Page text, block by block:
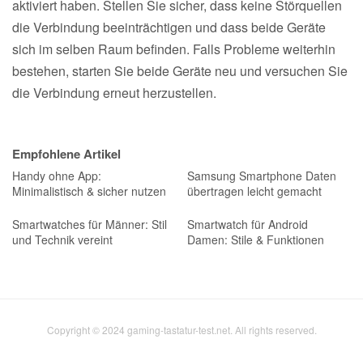
aktiviert haben. Stellen Sie sicher, dass keine Störquellen
die Verbindung beeinträchtigen und dass beide Geräte
sich im selben Raum befinden. Falls Probleme weiterhin
bestehen, starten Sie beide Geräte neu und versuchen Sie
die Verbindung erneut herzustellen.
Empfohlene Artikel
Handy ohne App:
Minimalistisch & sicher nutzen
Samsung Smartphone Daten
übertragen leicht gemacht
Smartwatches für Männer: Stil
und Technik vereint
Smartwatch für Android
Damen: Stile & Funktionen
Copyright © 2024 gaming-tastatur-test.net. All rights reserved.